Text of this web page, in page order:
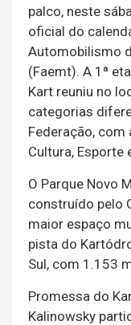
palco, neste
oficial do
Automobilismo
(Faemt). A 1ª
Kart reuniu no
categorias
Federação, com
Cultura, Esporte
O Parque Novo
construído pelo
maior espaço
pista do
Sul, com 1.153
Promessa do
Kalinowsky